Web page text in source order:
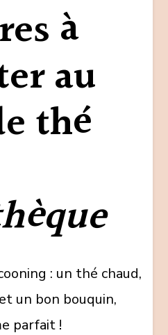
à
au
thé
: un thé chaud,
un bon bouquin,
parfait !